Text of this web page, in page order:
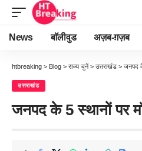
News बॉलीवुड अज़ब-ग़ज़ब
htbreaking > Blog > राज्य चुनें > उत्तराखंड > जनपद
उत्तराखंड
जनपद के 5 स्थानों पर